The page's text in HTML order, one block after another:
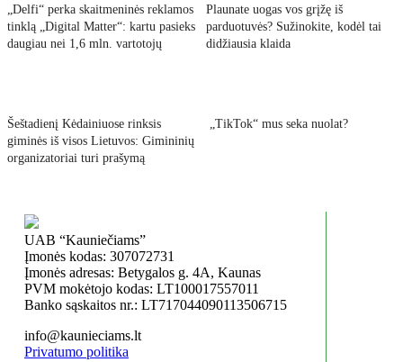
„Delfi“ perka skaitmeninės reklamos
tinklą „Digital Matter“: kartu pasieks
daugiau nei 1,6 mln. vartotojų
Plaunate uogas vos grįžę iš
parduotuvės? Sužinokite, kodėl tai
didžiausia klaida
Šeštadienį Kėdainiuose rinksis
giminės iš visos Lietuvos: Gimininių
organizatoriai turi prašymą
„TikTok“ mus seka nuolat?
UAB “Kauniečiams”
Įmonės kodas: 307072731
Įmonės adresas: Betygalos g. 4A, Kaunas
PVM mokėtojo kodas: LT100017557011
Banko sąskaitos nr.: LT717044090113506715
info@kaunieciams.lt
Privatumo politika